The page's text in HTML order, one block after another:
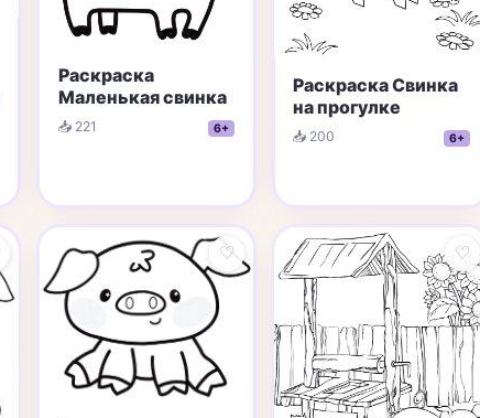
Раскраска
Маленькая свинка
📥 221 6+
Раскраска Свинка
на прогулке
📥 200 6+
♡ ♡